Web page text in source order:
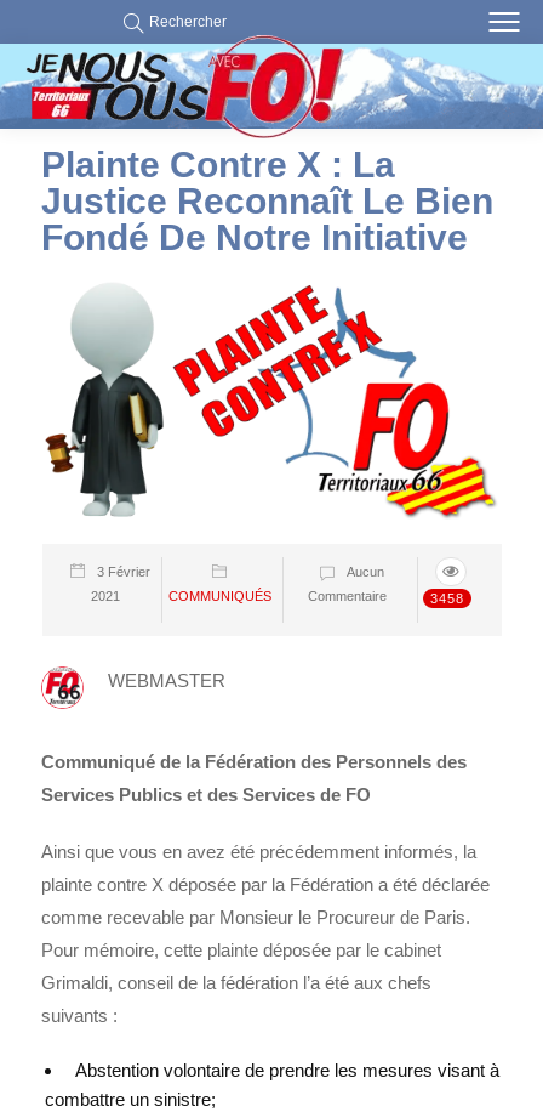
Rechercher
Plainte Contre X : La
Justice Reconnaît Le Bien
Fondé De Notre Initiative
3 Février
2021
COMMUNIQUÉS
Aucun
Commentaire
3458
WEBMASTER
Communiqué de la Fédération des Personnels des
Services Publics et des Services de FO
Ainsi que vous en avez été précédemment informés, la
plainte contre X déposée par la Fédération a été déclarée
comme recevable par Monsieur le Procureur de Paris.
Pour mémoire, cette plainte déposée par le cabinet
Grimaldi, conseil de la fédération l’a été aux chefs
suivants :
Abstention volontaire de prendre les mesures visant à
combattre un sinistre;